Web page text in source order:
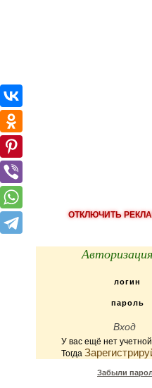
ОТКЛЮЧИТЬ
Авторизация
У вас ещё нет
Тогда
Забыли